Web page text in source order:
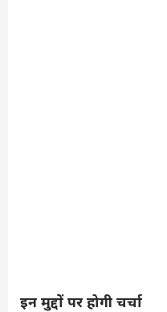
इन मुद्दों पर होगी चर्चा